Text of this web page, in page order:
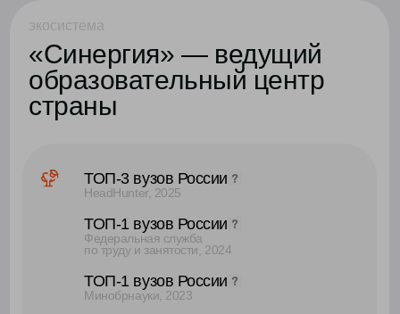
образовательные ступени «Синергии»
synergy kids
дошкольное образование и детские сады
колледж
63 программы обучения
университет
второе высшее, ординатура